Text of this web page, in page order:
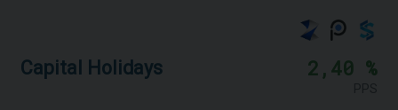
Capital Holidays 2,40 %